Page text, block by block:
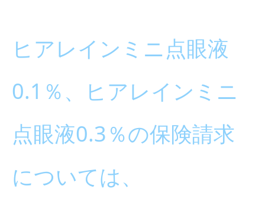
ヒアレインミニ点眼液
0.1％、ヒアレインミニ
点眼液0.3％の保険請求
については、